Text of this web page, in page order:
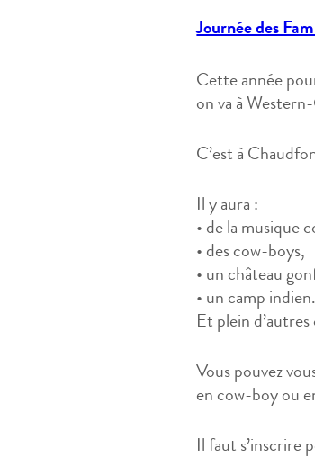
Journée des
Cette année
on va à
C’est à
Il y aura :
• de la musique
• des cow-boys,
• un château
• un camp indien.
Et plein d’autres
Vous pouvez
en cow-boy ou
Il faut s’inscrire